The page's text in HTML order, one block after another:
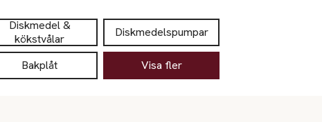
Diskmedel &
kökstvålar
Diskmedelspumpar
Bakplåt Visa fler